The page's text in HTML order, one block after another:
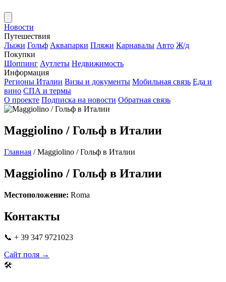
Новости
Путешествия
Лыжи Гольф Аквапарки Пляжи Карнавалы Авто Ж/д
Покупки
Шоппинг Аутлеты Недвижимость
Информация
Регионы Италии Визы и документы Мобильная связь Еда и
вино СПА и термы
О проекте Подписка на новости Обратная связь
Maggiolino / Гольф в Италии
Главная / Maggiolino / Гольф в Италии
Maggiolino / Гольф в Италии
Местоположение: Roma
Контакты
📞 + 39 347 9721023
Сайт поля →
🛠